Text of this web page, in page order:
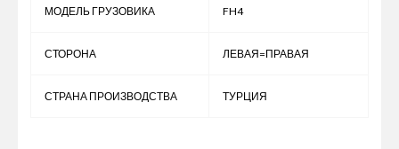
МОДЕЛЬ ГРУЗОВИКА FH4
СТОРОНА ЛЕВАЯ=ПРАВАЯ
СТРАНА ПРОИЗВОДСТВА ТУРЦИЯ